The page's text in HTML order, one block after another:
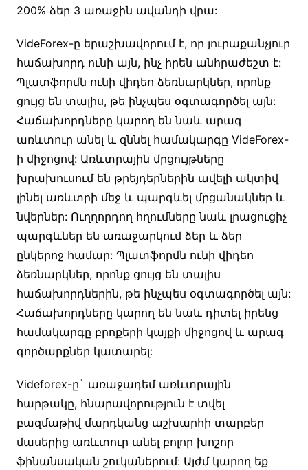
200% ձեր 3 առաջին ավանդի վրա:
VideForex-ը երաշխավորում է, որ յուրաքանչյուր
հաճախորդ ունի այն, ինչ իրեն անհրաժեշտ է:
Պլատֆորմն ունի վիդեո ձեռնարկներ, որոնք
ցույց են տալիս, թե ինչպես օգտագործել այն:
Հաճախորդները կարող են նաև արագ
առևտուր անել և զննել համակարգը VideForex-
ի միջոցով: Առևտրային մրցույթները
խրախուսում են թրեյդերներին ավելի ակտիվ
լինել առևտրի մեջ և պարգևել մրցանակներ և
նվերներ: Ուղղորդող հղումները նաև լրացուցիչ
պարգևներ են առաջարկում ձեր և ձեր
ընկերոջ համար: Պլատֆորմն ունի վիդեո
ձեռնարկներ, որոնք ցույց են տալիս
հաճախորդներին, թե ինչպես օգտագործել այն:
Հաճախորդները կարող են նաև դիտել իրենց
համակարգը բրոքերի կայքի միջոցով և արագ
գործարքներ կատարել:
Videforex-ը` առաջադեմ առևտրային
հարթակը, հնարավորություն է տվել
բազմաթիվ մարդկանց աշխարհի տարբեր
մասերից առևտուր անել բոլոր խոշոր
ֆինանսական շուկաներում: Այժմ կարող եք